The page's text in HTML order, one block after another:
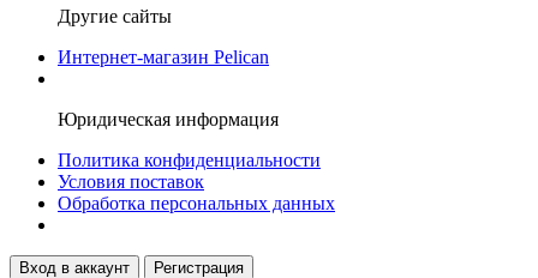
Другие сайты
Интернет-магазин Pelican
Юридическая информация
Политика конфиденциальности
Условия поставок
Обработка персональных данных
Вход в аккаунт
Регистрация